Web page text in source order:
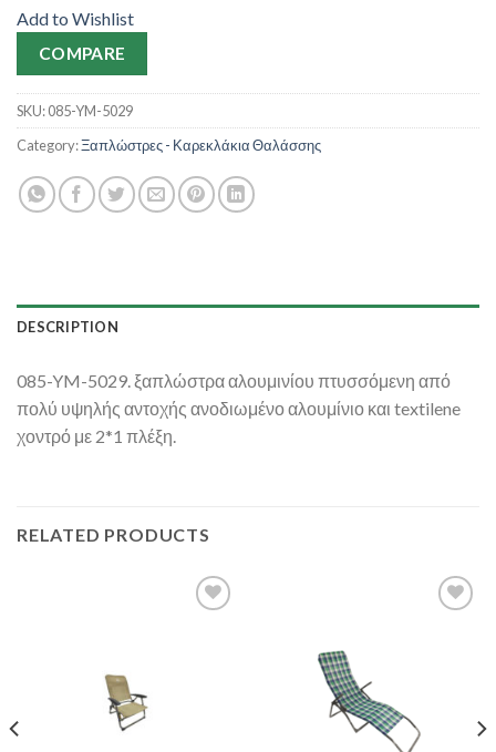
Add to Wishlist
COMPARE
SKU:085-YM-5029
Category:Ξαπλώστρες - Καρεκλάκια Θαλάσσης
DESCRIPTION
085-YM-5029. ξαπλώστρα αλουμινίου πτυσσόμενη από
πολύ υψηλής αντοχής ανοδιωμένο αλουμίνιο και textilene
χοντρό με 2*1 πλέξη.
RELATED PRODUCTS